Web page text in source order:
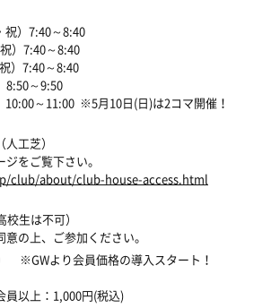
祝）7:40～8:40
）7:40～8:40
）7:40～8:40
8:50～9:50
10:00～11:00 ※5月10日(日)は2コマ開催！
工芝）
をご覧下さい。
club/about/club-house-access.html
生は不可）
の上、ご参加ください。
※GWより会員価格の導入スタート！
員以上：1,000円(税込)